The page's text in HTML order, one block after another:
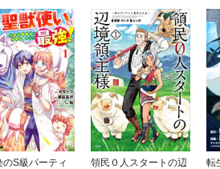
のS級パーティ
領民０人スタートの辺
転